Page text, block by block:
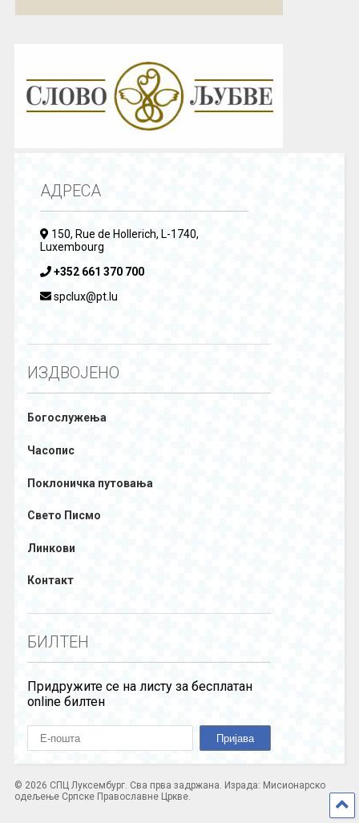
АДРЕСА
150, Rue de Hollerich, L-1740,
Luxembourg
+352 661 370 700
spclux@pt.lu
ИЗДВОЈЕНО
Богослужења
Часопис
Поклоничка путовања
Свето Писмо
Линкови
Контакт
БИЛТЕН
Придружите се на листу за бесплатан
online билтен
© 2026 СПЦ Луксембург. Сва прва задржана. Израда: Мисионарско
одељење Српске Православне Цркве.